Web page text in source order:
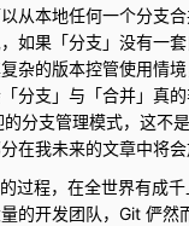
从本地任何一个分支
如果「分支」没有一
杂的版本控管使用情
分支」与「合并」真
分支管理模式，这不
在我未来的文章中将
过程，在全世界有成
的开发团队，Git 俨然